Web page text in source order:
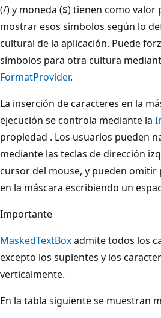
(/) y moneda ($) tienen como
mostrar esos símbolos según lo
cultural de la aplicación. Puede
símbolos para otra cultura
FormatProvider.
La inserción de caracteres en la
ejecución se controla mediante la
propiedad . Los usuarios pueden
mediante las teclas de dirección
cursor del mouse, y pueden omitir
en la máscara escribiendo un
Importante
MaskedTextBoxadmite todos los
excepto los suplentes y los
verticalmente.
En la tabla siguiente se muestran